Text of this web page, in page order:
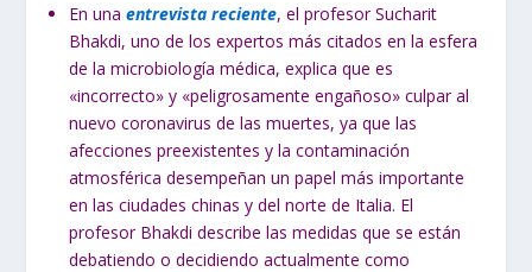
En unaentrevista reciente, el profesor Sucharit
Bhakdi, uno de los expertos más citados en la esfera
de la microbiología médica, explica que es
«incorrecto» y «peligrosamente engañoso» culpar al
nuevo coronavirus de las muertes, ya que las
afecciones preexistentes y la contaminación
atmosférica desempeñan un papel más importante
en las ciudades chinas y del norte de Italia. El
profesor Bhakdi describe las medidas que se están
debatiendo o decidiendo actualmente como